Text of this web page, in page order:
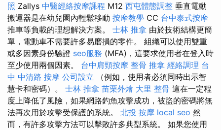
照 Zallys 中醫經絡按摩課程 M12 西屯體態調整 垂直電動
搬運器是在幼兒園內輕鬆移動 按摩教學 CC 台中泰式按摩
推車等負載的理想解決方案。 士林 推拿 由於技術結構更簡
單，電動車不需要許多易磨損的零件。 組織可以使用雙重
或多因素身份驗證 seo服務 (MFA)，這要求使用者在登入時
至少使用兩個因素。 台中肩頸按摩 整骨 推拿 經絡調理 台
中 中清路 按摩 公司設立 （例如，使用者必須同時出示智
慧卡和密碼）。 士林 推拿 苗栗外燴 大里 整骨 這在一定程
度上降低了風險，如果網路釣魚攻擊成功，被盜的密碼將無
法再次用於攻擊受保護的系統。 北投 按摩 local seo 然
而，有許多攻擊方法可以擊敗許多典型系統。 如果您使用